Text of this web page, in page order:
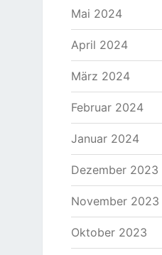
Mai 2024
April 2024
März 2024
Februar 2024
Januar 2024
Dezember 2023
November 2023
Oktober 2023